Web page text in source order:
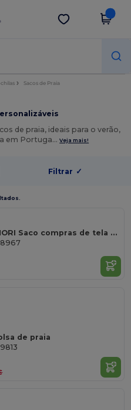
Obter app
Sacos de Praia
de praia, ideais para o verão,
em Portuga…Veja mais!
Filtrar ✓
CAMPO DE FIORI Saco compras de tela e juta
de praia